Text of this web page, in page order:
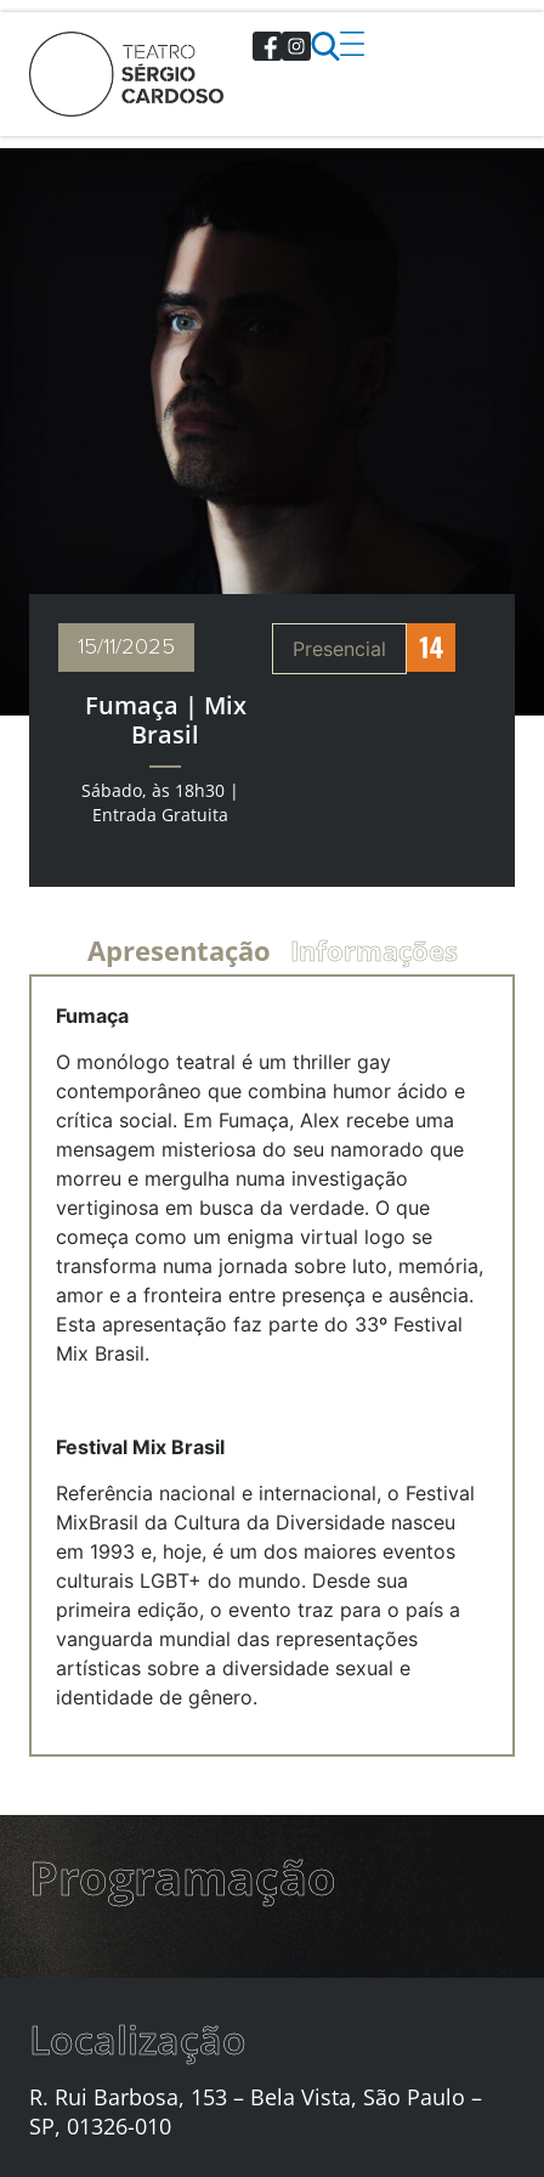
15/11/2025
Fumaça | Mix
Brasil
Sábado, às 18h30 |
Entrada Gratuita
Presencial
Apresentação Informações
Fumaça
O monólogo teatral é um thriller gay
contemporâneo que combina humor ácido e
crítica social. Em Fumaça, Alex recebe uma
mensagem misteriosa do seu namorado que
morreu e mergulha numa investigação
vertiginosa em busca da verdade. O que
começa como um enigma virtual logo se
transforma numa jornada sobre luto, memória,
amor e a fronteira entre presença e ausência.
Esta apresentação faz parte do 33º Festival
Mix Brasil.
Festival Mix Brasil
Referência nacional e internacional, o Festival
MixBrasil da Cultura da Diversidade nasceu
em 1993 e, hoje, é um dos maiores eventos
culturais LGBT+ do mundo. Desde sua
primeira edição, o evento traz para o país a
vanguarda mundial das representações
artísticas sobre a diversidade sexual e
identidade de gênero.
Programação
Localização
R. Rui Barbosa, 153 – Bela Vista, São Paulo –
SP, 01326-010